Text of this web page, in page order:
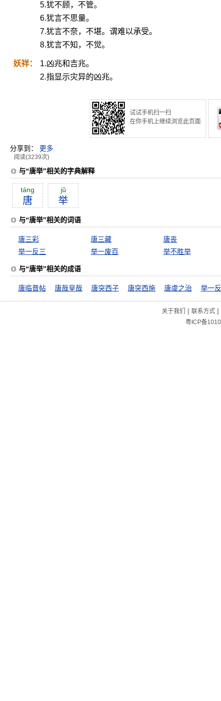
5.犹不顾，不管。
6.犹言不思量。
7.犹言不奈，不堪。谓难以承受。
8.犹言不知，不觉。
妖祥：
1.凶兆和吉兆。
2.指显示灾异的凶兆。
试试手机扫一扫
在你手机上继续浏览此页面
分享到： 更多
阅读(3239次)
与“唐举”相关的字典解释
táng
唐
jŭ
举
与“唐举”相关的词语
唐三彩 唐三藏
唐丧
举一反三
举一废百 举不胜举
与“唐举”相关的成语
唐临晋帖 唐哉皇哉 唐突西子 唐突西施 唐虞之治 举一
关于我们 | 联系方式|
粤ICP备